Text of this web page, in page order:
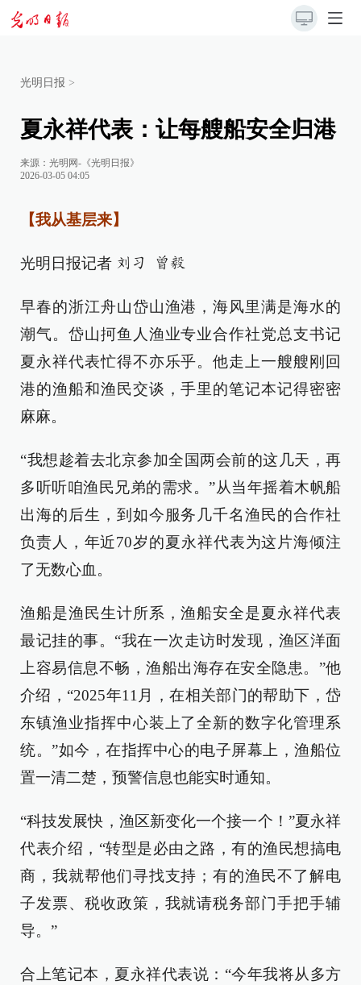
光明日报 >
夏永祥代表：让每艘船安全归港
来源： 光明网-《光明日报》
2026-03-05 04:05
【我从基层来】
光明日报记者 刘习 曾毅
早春的浙江舟山岱山渔港，海风里满是海水的
潮气。岱山抲鱼人渔业专业合作社党总支书记
夏永祥代表忙得不亦乐乎。他走上一艘艘刚回
港的渔船和渔民交谈，手里的笔记本记得密密
麻麻。
“我想趁着去北京参加全国两会前的这几天，再
多听听咱渔民兄弟的需求。”从当年摇着木帆船
出海的后生，到如今服务几千名渔民的合作社
负责人，年近70岁的夏永祥代表为这片海倾注
了无数心血。
渔船是渔民生计所系，渔船安全是夏永祥代表
最记挂的事。“我在一次走访时发现，渔区洋面
上容易信息不畅，渔船出海存在安全隐患。”他
介绍，“2025年11月，在相关部门的帮助下，岱
东镇渔业指挥中心装上了全新的数字化管理系
统。”如今，在指挥中心的电子屏幕上，渔船位
置一清二楚，预警信息也能实时通知。
“科技发展快，渔区新变化一个接一个！”夏永祥
代表介绍，“转型是必由之路，有的渔民想搞电
商，我就帮他们寻找支持；有的渔民不了解电
子发票、税收政策，我就请税务部门手把手辅
导。”
合上笔记本，夏永祥代表说：“今年我将从多方